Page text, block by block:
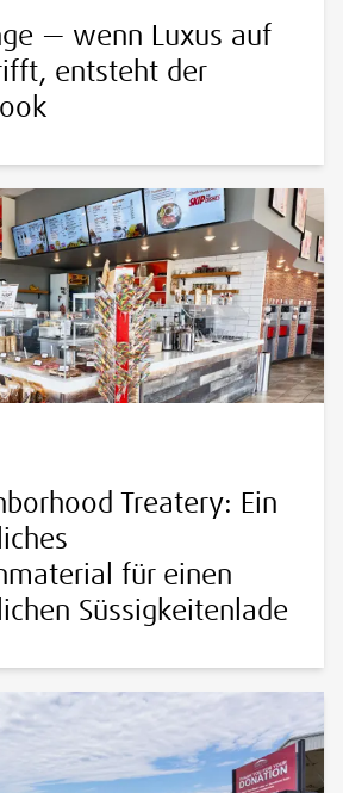
— wenn Luxus auf
entsteht der
Treatery: Ein
für einen
Süssigkeitenlade